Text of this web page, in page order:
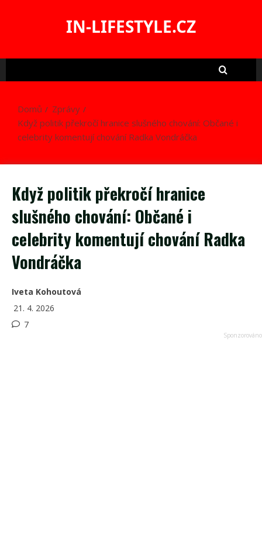
IN-LIFESTYLE.CZ
Domů
Zprávy
Když politik překročí hranice slušného chování: Občané i
celebrity komentují chování Radka Vondráčka
Když politik překročí hranice
slušného chování: Občané i
celebrity komentují chování Radka
Vondráčka
Iveta Kohoutová
21. 4. 2026
7